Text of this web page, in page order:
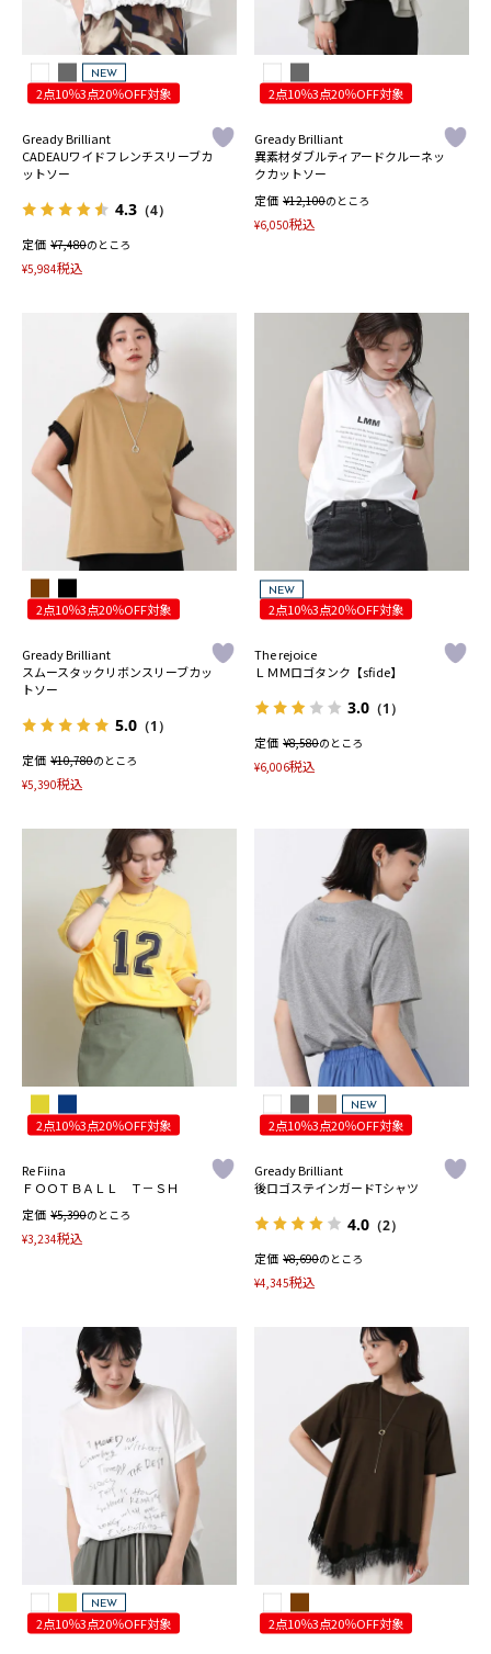
NEW
2点10％3点20％OFF対象
Gready Brilliant
CADEAUワイドフレンチスリーブカ
ットソー
4.3 （4）
定価 ¥7,480のところ
¥5,984税込
2点10％3点20％OFF対象
Gready Brilliant
異素材ダブルティアードクルーネッ
クカットソー
定価 ¥12,100のところ
¥6,050税込
2点10％3点20％OFF対象
Gready Brilliant
スムースタックリボンスリーブカッ
トソー
5.0 （1）
定価 ¥10,780のところ
¥5,390税込
NEW
2点10％3点20％OFF対象
The rejoice
ＬＭＭロゴタンク【sfide】
3.0 （1）
定価 ¥8,580のところ
¥6,006税込
2点10％3点20％OFF対象
Re Fiina
ＦＯＯＴＢＡＬＬ Ｔ－ＳＨ
定価 ¥5,390のところ
¥3,234税込
NEW
2点10％3点20％OFF対象
Gready Brilliant
後ロゴステインガードTシャツ
4.0 （2）
定価 ¥8,690のところ
¥4,345税込
NEW
2点10％3点20％OFF対象 2点10％3点20％OFF対象